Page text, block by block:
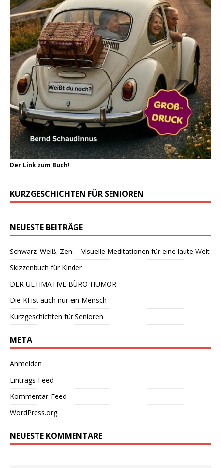
Der Link zum Buch!
KURZGESCHICHTEN FÜR SENIOREN
NEUESTE BEITRÄGE
Schwarz. Weiß. Zen. – Visuelle Meditationen für eine laute Welt
Skizzenbuch für Kinder
DER ULTIMATIVE BÜRO-HUMOR:
Die KI ist auch nur ein Mensch
Kurzgeschichten für Senioren
META
Anmelden
Eintrags-Feed
Kommentar-Feed
WordPress.org
NEUESTE KOMMENTARE